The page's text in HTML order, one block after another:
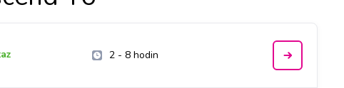
2 - 8 hodin